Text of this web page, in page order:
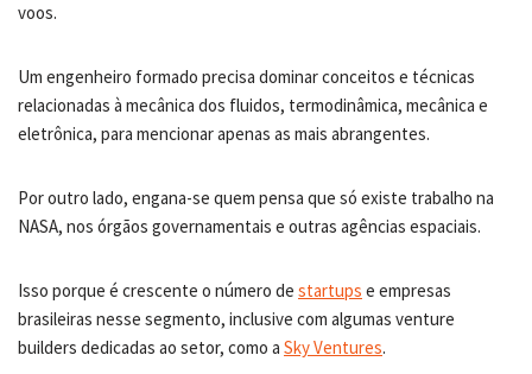
voos.
Um engenheiro formado precisa dominar conceitos e técnicas
relacionadas à mecânica dos fluidos, termodinâmica, mecânica e
eletrônica, para mencionar apenas as mais abrangentes.
Por outro lado, engana-se quem pensa que só existe trabalho na
NASA, nos órgãos governamentais e outras agências espaciais.
Isso porque é crescente o número de startups e empresas
brasileiras nesse segmento, inclusive com algumas venture
builders dedicadas ao setor, como a Sky Ventures.